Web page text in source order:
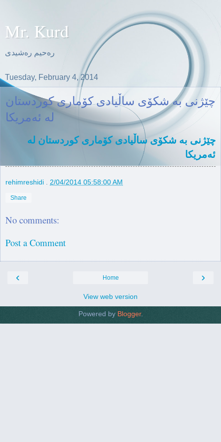
Mr. Kurd
ره‌حیم ره‌شیدی
Tuesday, February 4, 2014
چێژنی بە شکۆی ساڵیادی کۆماری کوردستان
لە ئەمریکا
چێژنی بە شکۆی ساڵیادی کۆماری کوردستان لە
ئەمریکا
rehimreshidi 2/04/2014 05:58:00 AM
Share
No comments:
Post a Comment
‹ ›
Home
View web version
Powered by Blogger.